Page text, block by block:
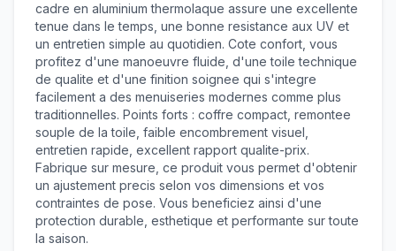
cadre en aluminium thermolaque assure une excellente
tenue dans le temps, une bonne resistance aux UV et
un entretien simple au quotidien. Cote confort, vous
profitez d'une manoeuvre fluide, d'une toile technique
de qualite et d'une finition soignee qui s'integre
facilement a des menuiseries modernes comme plus
traditionnelles. Points forts : coffre compact, remontee
souple de la toile, faible encombrement visuel,
entretien rapide, excellent rapport qualite-prix.
Fabrique sur mesure, ce produit vous permet d'obtenir
un ajustement precis selon vos dimensions et vos
contraintes de pose. Vous beneficiez ainsi d'une
protection durable, esthetique et performante sur toute
la saison.